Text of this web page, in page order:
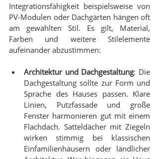
Integrationsfähigkeit beispielsweise von
PV-Modulen oder Dachgärten hängen oft
am gewählten Stil. Es gilt, Material,
Farben und weitere Stilelemente
aufeinander abzustimmen:
Architektur und Dachgestaltung: Die
Dachgestaltung sollte zur Form und
Sprache des Hauses passen. Klare
Linien, Putzfassade und große
Fenster harmonieren gut mit einem
Flachdach. Satteldächer mit Ziegeln
wirken stimmig bei klassischen
Einfamilienhäusern oder ländlicher